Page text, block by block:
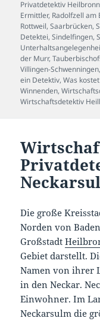
Privatdetektiv
Ermittler, Radolfzell am
Rottweil,Saarbrücken,
Detektei,Sindelfingen,
der Murr,
Villingen-Schwenningen
ein Detektiv,Was
Winnenden,
Wirtschaftsdetektiv
Die große
Norden von
Großstadt
Gebiet darstellt.
Namen von ihrer
in den Neckar.
Einwohner. Im
Neckarsulm die